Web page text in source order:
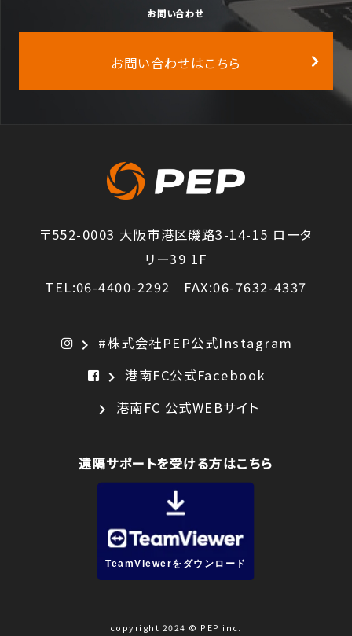
お問い合わせ
お問い合わせはこちら
〒552-0003 大阪市港区磯路3-14-15 ロータ
リー39 1F
TEL:06-4400-2292 FAX:06-7632-4337
chevron_right #株式会社PEP公式Instagram
chevron_right 港南FC公式Facebook
chevron_right 港南FC 公式WEBサイト
遠隔サポートを受ける方はこちら
TeamViewerをダウンロード
copyright 2024 © PEP inc.